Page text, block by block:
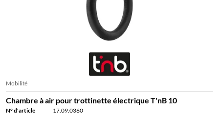
Mobilité
Chambre à air pour trottinette électrique T'nB 10
N° d'article
17.09.0360